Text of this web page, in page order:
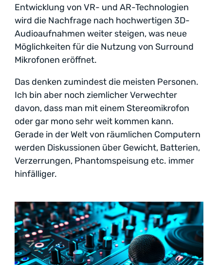
Entwicklung von VR- und AR-Technologien
wird die Nachfrage nach hochwertigen 3D-
Audioaufnahmen weiter steigen, was neue
Möglichkeiten für die Nutzung von Surround
Mikrofonen eröffnet.
Das denken zumindest die meisten Personen.
Ich bin aber noch ziemlicher Verwechter
davon, dass man mit einem Stereomikrofon
oder gar mono sehr weit kommen kann.
Gerade in der Welt von räumlichen Computern
werden Diskussionen über Gewicht, Batterien,
Verzerrungen, Phantomspeisung etc. immer
hinfälliger.